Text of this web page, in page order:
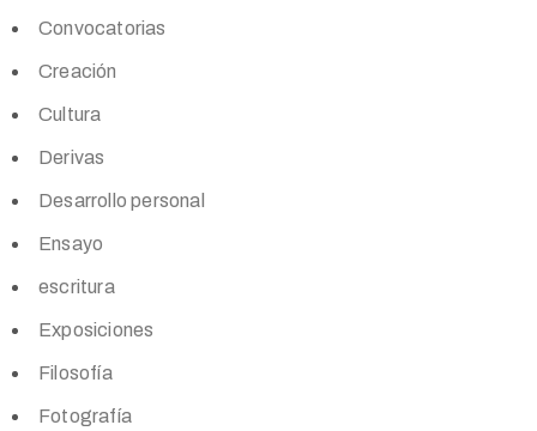
Convocatorias
Creación
Cultura
Derivas
Desarrollo personal
Ensayo
escritura
Exposiciones
Filosofía
Fotografía